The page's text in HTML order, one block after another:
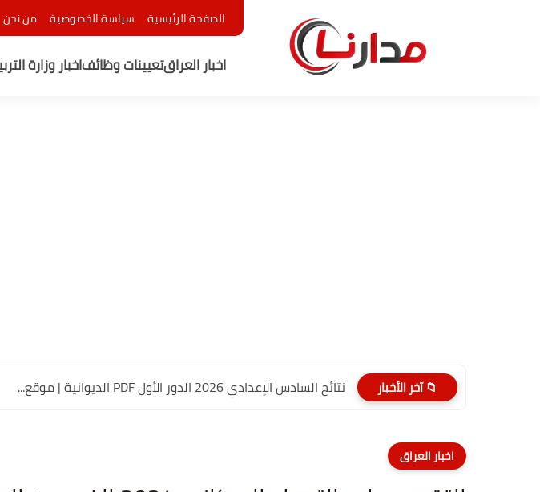
الصفحة الرئيسية سياسة الخصوصية من نحن
اخبار العراقتعيينات وظائفاخبار وزارة
📁 آخر الأخبار نتائج السادس الإعدادي 2026 الدور الأول PDF الديوانية | موقع...
اخبار العراق